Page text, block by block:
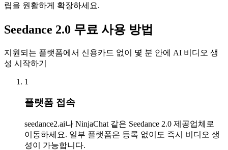
립을 원활하게 확장하세요.
Seedance 2.0 무료 사용 방법
지원되는 플랫폼에서 신용카드 없이 몇 분 안에 AI 비디오 생
성 시작하기
1
플랫폼 접속
seedance2.ai나 NinjaChat 같은 Seedance 2.0 제공업체로
이동하세요. 일부 플랫폼은 등록 없이도 즉시 비디오 생
성이 가능합니다.